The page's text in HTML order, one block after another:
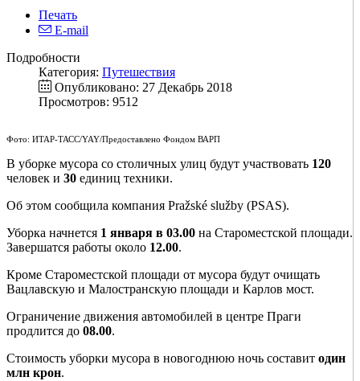
Печать
E-mail
Подробности
Категория: Путешествия
Опубликовано: 27 Декабрь 2018
Просмотров: 9512
Фото: ИТАР-ТАСС/YAY/Предоставлено Фондом ВАРП
В уборке мусора со столичных улиц будут участвовать 120
человек и 30 единиц техники.
Об этом сообщила компания Pražské služby (PSAS).
Уборка начнется 1 января в 03.00 на Староместской площади.
Завершатся работы около 12.00.
Кроме Староместской площади от мусора будут очищать
Вацлавскую и Малостранскую площади и Карлов мост.
Ограничение движения автомобилей в центре Праги
продлится до 08.00.
Стоимость уборки мусора в новогоднюю ночь составит один
млн крон.